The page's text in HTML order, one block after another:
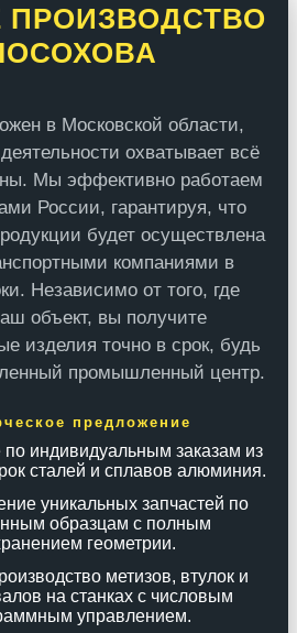
ПРОИЗВОДСТВО
в Московской области,
охватывает всё
Мы эффективно работаем
России, гарантируя, что
будет осуществлена
компаниями в
Независимо от того, где
объект, вы получите
изделия точно в срок, будь
промышленный центр.
предложение
по индивидуальным заказам из
сталей и сплавов алюминия.
уникальных запчастей по
образцам с полным
геометрии.
метизов, втулок и
на станках с числовым
управлением.